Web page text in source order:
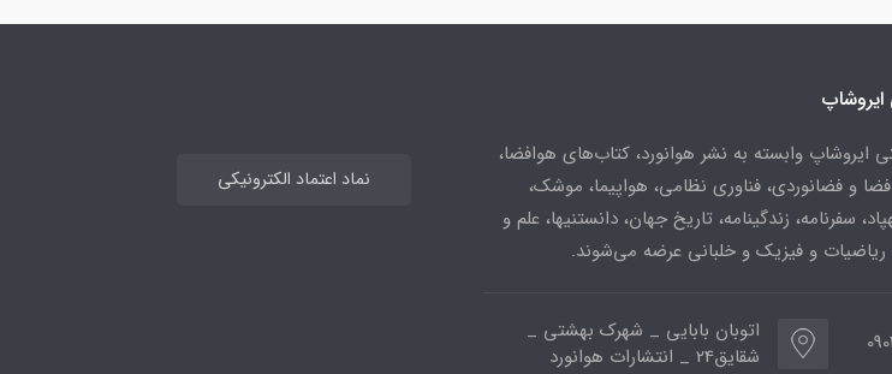
ایروشاپ
ایروشاپ وابسته به نشر هوانورد، کتاب‌های هوافضا،
و فضانوردی، فناوری نظامی، هواپیما، موشک،
سفرنامه، زندگینامه، تاریخ جهان، دانستنیها، علم و
ریاضیات و فیزیک و خلبانی عرضه می‌شوند.
اتوبان بابایی _ شهرک بهشتی _
شقایق24 _ انتشارات هوانورد
نماد اعتماد الکترونیکی